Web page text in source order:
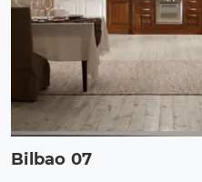
Bilbao 07